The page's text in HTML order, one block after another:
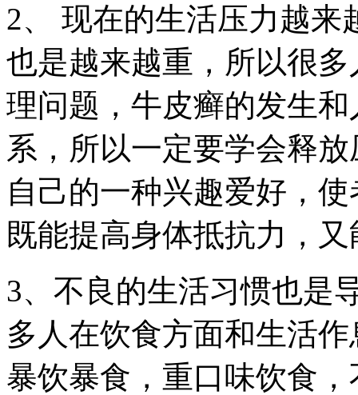
2、 现在的生活压力越
也是越来越重，所以很
理问题，牛皮癣的发生
系，所以一定要学会释
自己的一种兴趣爱好，
既能提高身体抵抗力，
3、不良的生活习惯也是
多人在饮食方面和生活
暴饮暴食，重口味饮食